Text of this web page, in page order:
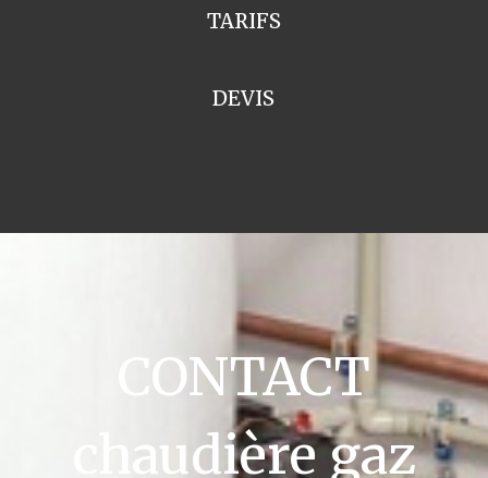
TARIFS
DEVIS
CONTACT
chaudière gaz